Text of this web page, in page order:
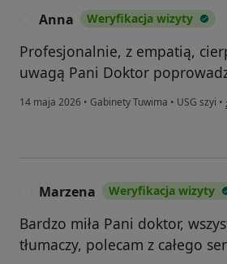
Anna Weryfikacja wizyty
Profesjonalnie, z empatią,
uwagą Pani Doktor
14 maja 2026 • Gabinety Tuwima • USG szyi •
Marzena Weryfikacja wizyty
Bardzo miła Pani doktor,
tłumaczy, polecam z całego